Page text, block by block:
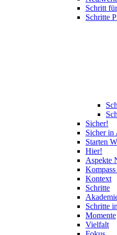
Schritt
Schritte
Sicher!
Sicher in
Starten
Hier!
Aspekte
Kontext
Schritte
Schritte
Momente
Vielfalt